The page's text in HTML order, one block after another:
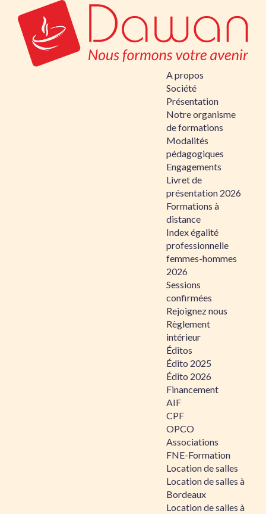
A propos
Société
Présentation
Notre organisme
de formations
Modalités
pédagogiques
Engagements
Livret de
présentation 2026
Formations à
distance
Index égalité
professionnelle
femmes-hommes
2026
Sessions
confirmées
Rejoignez nous
Règlement
intérieur
Éditos
Édito 2025
Édito 2026
Financement
AIF
CPF
OPCO
Associations
FNE-Formation
Location de salles
Location de salles à
Bordeaux
Location de salles à